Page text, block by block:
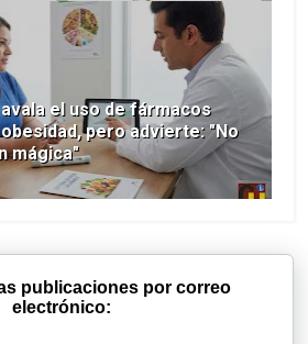
avala el uso de fármacos
pero advierte: "No
mágica"
publicaciones por correo
electrónico: